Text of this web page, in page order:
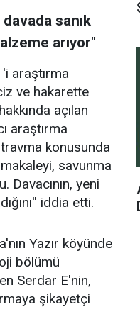
sanık
arıyor"
araştırma
ve hakarette
açılan
araştırma
konusunda
savunma
Davacının, yeni
iddia etti.
Yazır köyünde
bölümü
Serdar E'nin,
şikayetçi